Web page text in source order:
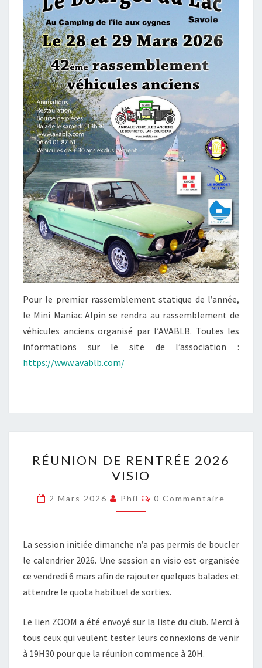
Pour le premier rassemblement statique de l’année,
le Mini Maniac Alpin se rendra au rassemblement de
véhicules anciens organisé par l’AVABLB. Toutes les
informations sur le site de l’association :
https://www.avablb.com/
DE
RENTRÉE
2026
VISIO
RÉUNION DE RENTRÉE 2026
VISIO
2 Mars 2026 Phil Commentaires
0 Commentaire
La session initiée dimanche n’a pas permis de boucler
le calendrier 2026. Une session en visio est organisée
ce vendredi 6 mars afin de rajouter quelques balades et
attendre le quota habituel de sorties.
Le lien ZOOM a été envoyé sur la liste du club. Merci à
tous ceux qui veulent tester leurs connexions de venir
à 19H30 pour que la réunion commence à 20H.